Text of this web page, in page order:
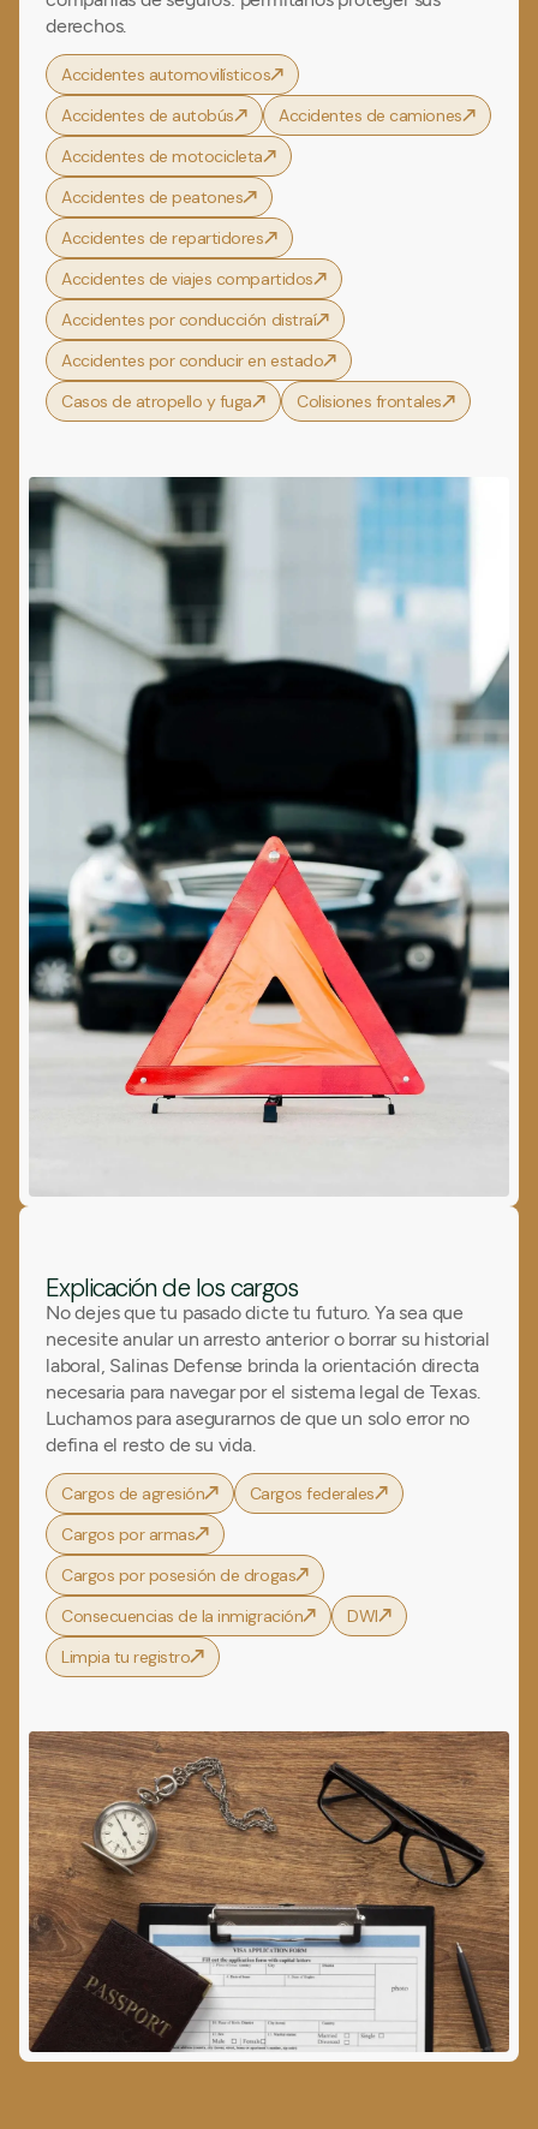
derechos.
Accidentes automovilísticos
Accidentes de autobús
Accidentes de camiones
Accidentes de motocicleta
Accidentes de peatones
Accidentes de repartidores
Accidentes de viajes compartidos
Accidentes por conducción distraí
Accidentes por conducir en estado
Casos de atropello y fuga
Colisiones frontales
Explicación de los cargos
No dejes que tu pasado dicte tu futuro. Ya sea que
necesite anular un arresto anterior o borrar su historial
laboral, Salinas Defense brinda la orientación directa
necesaria para navegar por el sistema legal de Texas.
Luchamos para asegurarnos de que un solo error no
defina el resto de su vida.
Cargos de agresión
Cargos federales
Cargos por armas
Cargos por posesión de drogas
Consecuencias de la inmigración
DWI
Limpia tu registro